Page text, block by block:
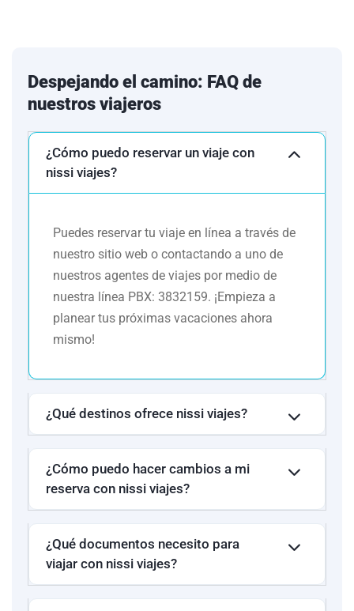
ROMA
HOTEL TRIVOLI O
SIMILAR
TURISTA
Relacionamos los hoteles utilizados con mayor frecuencia en
este circuito. Esto a manera informativa, indicando también que
alternativos en la misma categoría.
Despejando el camino: FAQ de
nuestros viajeros
¿Cómo puedo reservar un viaje con
nissi viajes?
Puedes reservar tu viaje en línea a través de
nuestro sitio web o contactando a uno de
nuestros agentes de viajes por medio de
nuestra línea PBX: 3832159. ¡Empieza a
planear tus próximas vacaciones ahora
mismo!
¿Qué destinos ofrece nissi viajes?
¿Cómo puedo hacer cambios a mi
reserva con nissi viajes?
¿Qué documentos necesito para
viajar con nissi viajes?